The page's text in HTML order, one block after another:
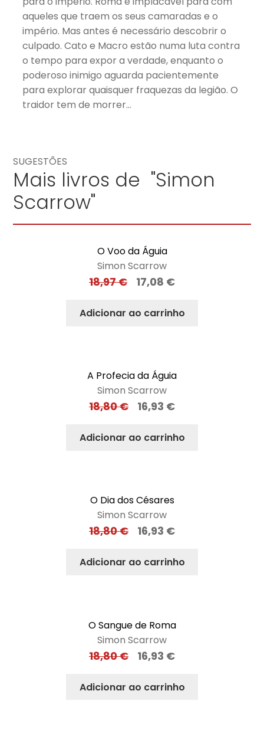
aqueles que traem os seus camaradas e o
império. Mas antes é necessário descobrir o
culpado. Cato e Macro estão numa luta contra
o tempo para expor a verdade, enquanto o
poderoso inimigo aguarda pacientemente
para explorar quaisquer fraquezas da legião. O
traidor tem de morrer…
SUGESTÕES
Mais livros de "Simon
Scarrow"
O Voo da Águia
Simon Scarrow
18,97€ 17,08 €
Adicionar ao carrinho
A Profecia da Águia
Simon Scarrow
18,80€ 16,93 €
Adicionar ao carrinho
O Dia dos Césares
Simon Scarrow
18,80€ 16,93 €
Adicionar ao carrinho
O Sangue de Roma
Simon Scarrow
18,80€ 16,93 €
Adicionar ao carrinho